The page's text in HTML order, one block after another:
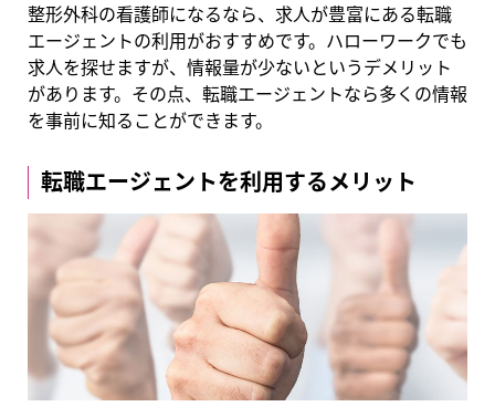
整形外科の看護師になるなら、求人が豊富にある転職
エージェントの利用がおすすめです。ハローワークでも
求人を探せますが、情報量が少ないというデメリット
があります。その点、転職エージェントなら多くの情報
を事前に知ることができます。
転職エージェントを利用するメリット